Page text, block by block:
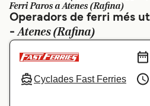
Schweiz (DE)
Ferri Paros a Atenes (Rafina)
Operadors de ferri més
-Atenes (Rafina)
Cyclades Fast Ferries